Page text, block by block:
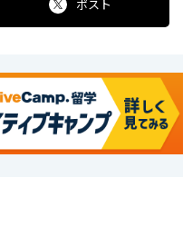
ポスト